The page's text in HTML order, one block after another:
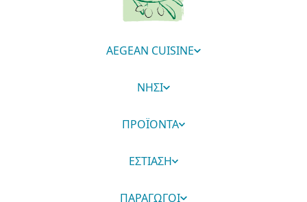
AEGEAN CUISINE
ΝΗΣΙ
ΠΡΟΪΟΝΤΑ
ΕΣΤΙΑΣΗ
ΠΑΡΑΓΩΓΟΙ